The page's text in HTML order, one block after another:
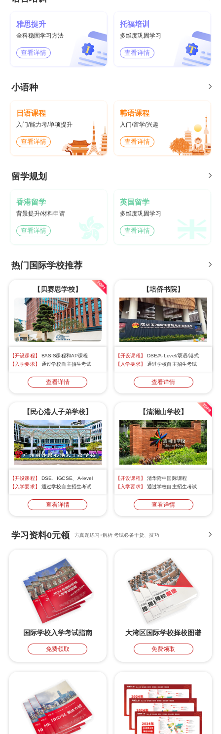
雅思提升
全科稳固学习方法
查看详情
托福培训
多维度巩固学习
查看详情
小语种
日语课程
入门/能力考/单项提升
查看详情
韩语课程
入门/留学/兴趣
查看详情
留学规划
香港留学
背景提升/材料申请
查看详情
英国留学
多维度巩固学习
查看详情
热门国际学校推荐
【贝赛思学校】
【开设课程】
BASIS课程和AP课程
【入学要求】
通过学校自主招生考试
查看详情
【培侨书院】
【开设课程】
DSE/A-Level/双语/港式
【入学要求】
通过学校自主招生考试
查看详情
【民心港人子弟学校】
【开设课程】
DSE、IGCSE、A-level
【入学要求】
通过学校自主招生考试
查看详情
【清澜山学校】
【开设课程】
清华附中国际课程
【入学要求】
通过学校自主招生考试
查看详情
学习资料0元领 方真题练习+解析 考试必备干货、技巧
国际学校入学考试指南
免费领取
大湾区国际学校择校图谱
免费领取